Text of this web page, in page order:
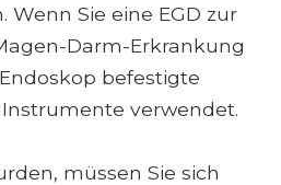
Sie eine EGD zur
Darm-Erkrankung
befestigte
verwendet.
müssen Sie sich